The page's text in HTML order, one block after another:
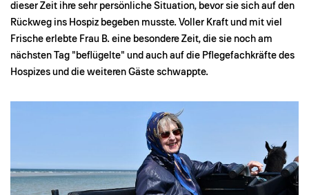
dieser Zeit ihre sehr persönliche Situation, bevor sie sich auf den
Rückweg ins Hospiz begeben musste. Voller Kraft und mit viel
Frische erlebte Frau B. eine besondere Zeit, die sie noch am
nächsten Tag "beflügelte" und auch auf die Pflegefachkräfte des
Hospizes und die weiteren Gäste schwappte.